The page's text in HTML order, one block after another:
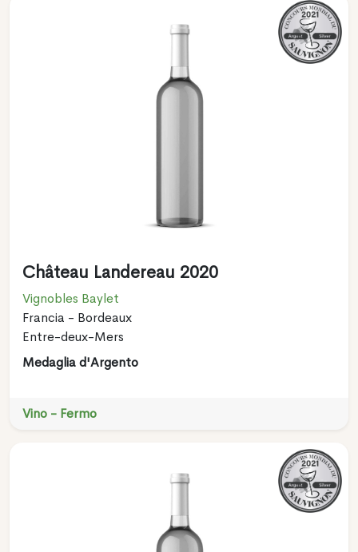
Château Landereau 2020
Vignobles Baylet
Francia - Bordeaux
Entre-deux-Mers
Medaglia d'Argento
Vino - Fermo